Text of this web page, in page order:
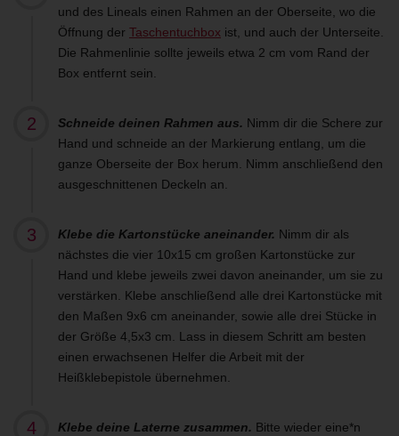
und des Lineals einen Rahmen an der Oberseite, wo die
Öffnung der Taschentuchbox ist, und auch der Unterseite.
Die Rahmenlinie sollte jeweils etwa 2 cm vom Rand der
Box entfernt sein.
Schneide deinen Rahmen aus. Nimm dir die Schere zur
Hand und schneide an der Markierung entlang, um die
ganze Oberseite der Box herum. Nimm anschließend den
ausgeschnittenen Deckeln an.
Klebe die Kartonstücke aneinander. Nimm dir als
nächstes die vier 10x15 cm großen Kartonstücke zur
Hand und klebe jeweils zwei davon aneinander, um sie zu
verstärken. Klebe anschließend alle drei Kartonstücke mit
den Maßen 9x6 cm aneinander, sowie alle drei Stücke in
der Größe 4,5x3 cm. Lass in diesem Schritt am besten
einen erwachsenen Helfer die Arbeit mit der
Heißklebepistole übernehmen.
Klebe deine Laterne zusammen. Bitte wieder eine*n